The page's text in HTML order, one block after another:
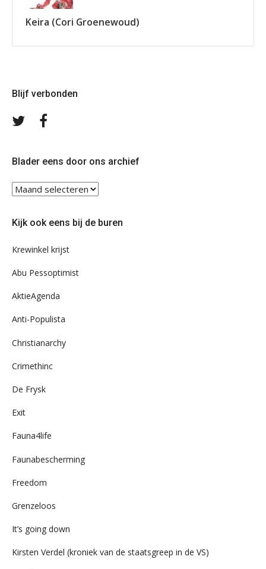
Keira (Cori Groenewoud)
Blijf verbonden
Volg
Blader eens door ons archief
Blader
eens
ons
Kijk ook eens bij de buren
Krewinkel krijst
Abu Pessoptimist
AktieAgenda
Anti-Populista
Christianarchy
Crimethinc
De Frysk
Exit
Fauna4life
Faunabescherming
Freedom
Grenzeloos
It’s going down
Kirsten Verdel (kroniek van de staatsgreep in de VS)